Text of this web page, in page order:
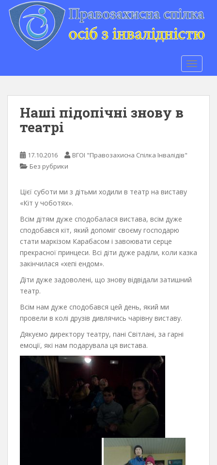
Наші підопічні знову в
театрі
17.10.2016
ВГОІ "Правозахисна Спілка Інвалідів"
Без рубрики
Цієї суботи ми з дітьми ходили в театр на виставу
«Кіт у чоботях».
Всім дітям дуже сподобалася вистава, всім дуже
сподобався кіт, який допоміг своєму господарю
стати маркізом Карабасом і завоювати серце
прекрасної принцеси. Всі діти дуже раділи, коли казка
закінчилася «хепі ендом».
Діти дуже задоволені, що знову відвідали затишний
театр.
Всім нам дуже сподобався цей день, який ми
провели в колі друзів дивлячись чарівну виставу.
Дякуємо директору театру, пані Світлані, за гарні
емоції, які нам подарувала ця вистава.